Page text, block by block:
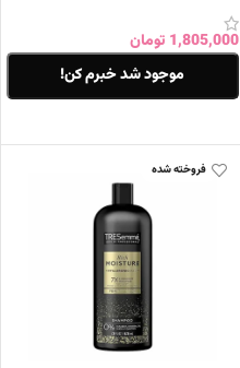
1,805,000 تومان
موجود شد خبرم کن!
فروخته شده